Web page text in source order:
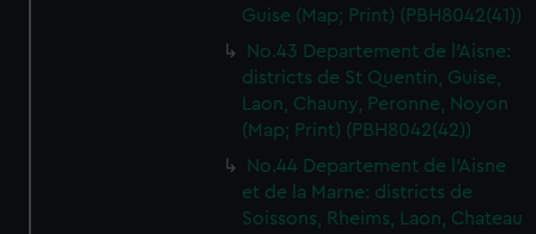
Guise (Map; Print) (PBH8042(41))
No.43 Departement de l'Aisne:
districts de St Quentin, Guise,
Laon, Chauny, Peronne, Noyon
(Map; Print) (PBH8042(42))
No.44 Departement de l'Aisne
et de la Marne: districts de
Soissons, Rheims, Laon, Chateau